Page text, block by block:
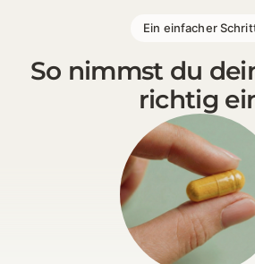
Ein einfacher
So nimmst du
richtig
1 [https://echt-vital.de/media/